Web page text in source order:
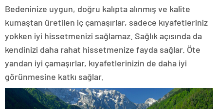
Bedeninize uygun, doğru kalıpta alınmış ve kalite
kumaştan üretilen iç çamaşırlar, sadece kıyafetleriniz
yokken iyi hissetmenizi sağlamaz. Sağlık açısında da
kendinizi daha rahat hissetmenize fayda sağlar. Öte
yandan iyi çamaşırlar, kıyafetlerinizin de daha iyi
görünmesine katkı sağlar.